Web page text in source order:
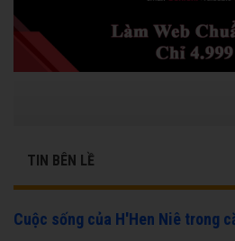
TIN BÊN LỀ
Cuộc sống của H'Hen Niê trong